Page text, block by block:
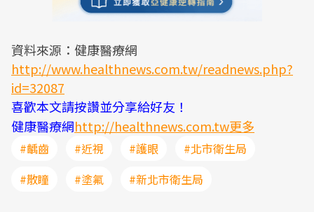
資料來源：健康醫療網
http://www.healthnews.com.tw/readnews.php?
id=32087
喜歡本文請按讚並分享給好友！
健康醫療網http://healthnews.com.tw更多
#齲齒 #近視 #護眼
#北市衛生局
#散瞳
#塗氟 #新北市衛生局